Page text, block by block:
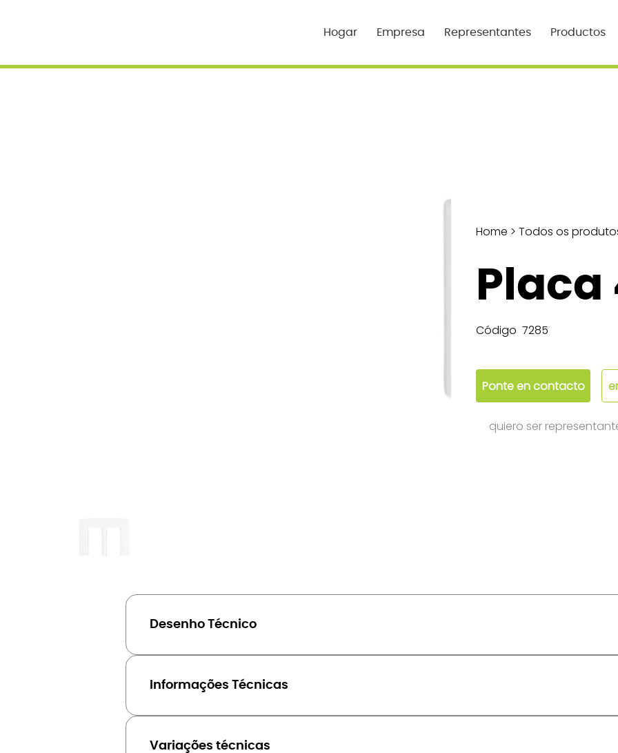
Hogar Empresa Representantes Productos
Home > Todos os
Placa
Código 7285
Ponte en contacto
quiero ser
Desenho Técnico
Informações Técnicas
Variações técnicas